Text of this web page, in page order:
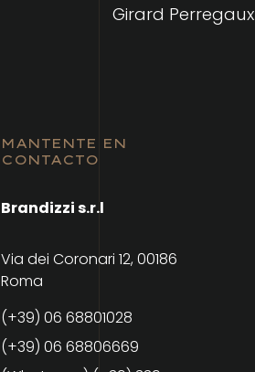
Girard Perregaux
MANTENTE EN
CONTACTO
Brandizzi s.r.l
Via dei Coronari 12, 00186
Roma
(+39) 06 68801028
(+39) 06 68806669